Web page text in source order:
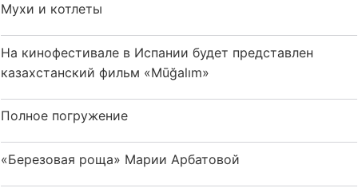
Мухи и котлеты
На кинофестивале в Испании будет представлен
казахстанский фильм «Mūğalım»
Полное погружение
«Березовая роща» Марии Арбатовой